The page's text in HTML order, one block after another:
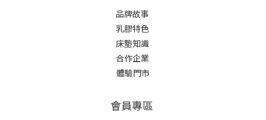
品牌故事
乳膠特色
床墊知識
合作企業
體驗門市
會員專區